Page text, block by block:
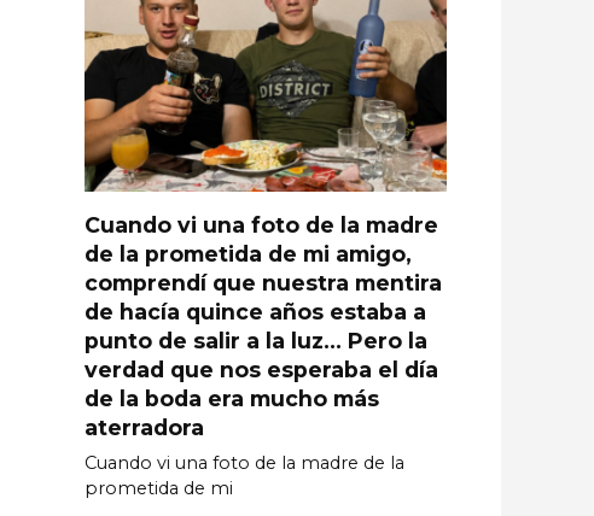
Cuando vi una foto de la madre
de la prometida de mi amigo,
comprendí que nuestra mentira
de hacía quince años estaba a
punto de salir a la luz… Pero la
verdad que nos esperaba el día
de la boda era mucho más
aterradora
Cuando vi una foto de la madre de la
prometida de mi